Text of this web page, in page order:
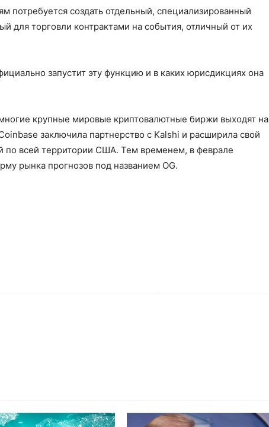
потребуется создать отдельный, специализированный
для торговли контрактами на события, отличный от их
запустит эту функцию и в каких юрисдикциях она
крупные мировые криптовалютные биржи выходят на
заключила партнерство с Kalshi и расширила свой
по всей территории США. Тем временем, в феврале
рынка прогнозов под названием OG.